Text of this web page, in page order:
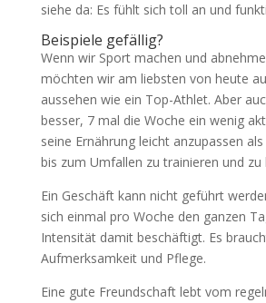
siehe da: Es fühlt sich toll an und
Beispiele gefällig?
Wenn wir Sport machen und
möchten wir am liebsten von heute
aussehen wie ein Top-Athlet. Aber
besser, 7 mal die Woche ein wenig
seine Ernährung leicht anzupassen
bis zum Umfallen zu trainieren und zu
Ein Geschäft kann nicht geführt
sich einmal pro Woche den ganzen
Intensität damit beschäftigt. Es
Aufmerksamkeit und Pflege.
Eine gute Freundschaft lebt vom